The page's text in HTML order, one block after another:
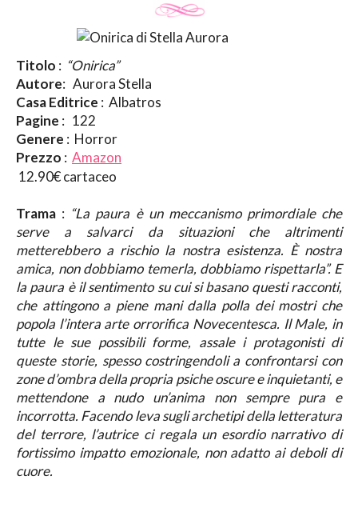
Titolo : “Onirica”
Autore: Aurora Stella
Casa Editrice : Albatros
Pagine : 122
Genere : Horror
Prezzo : Amazon
12.90€ cartaceo
Trama : “La paura è un meccanismo primordiale che
serve a salvarci da situazioni che altrimenti
metterebbero a rischio la nostra esistenza. È nostra
amica, non dobbiamo temerla, dobbiamo rispettarla”. E
la paura è il sentimento su cui si basano questi racconti,
che attingono a piene mani dalla polla dei mostri che
popola l’intera arte orrorifica Novecentesca. Il Male, in
tutte le sue possibili forme, assale i protagonisti di
queste storie, spesso costringendoli a confrontarsi con
zone d’ombra della propria psiche oscure e inquietanti, e
mettendone a nudo un’anima non sempre pura e
incorrotta. Facendo leva sugli archetipi della letteratura
del terrore, l’autrice ci regala un esordio narrativo di
fortissimo impatto emozionale, non adatto ai deboli di
cuore.